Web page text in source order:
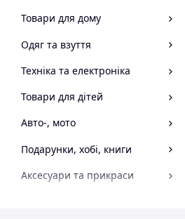
Товари для дому
Одяг та взуття
Техніка та електроніка
Товари для дітей
Авто-, мото
Подарунки, хобі, книги
Аксесуари та прикраси